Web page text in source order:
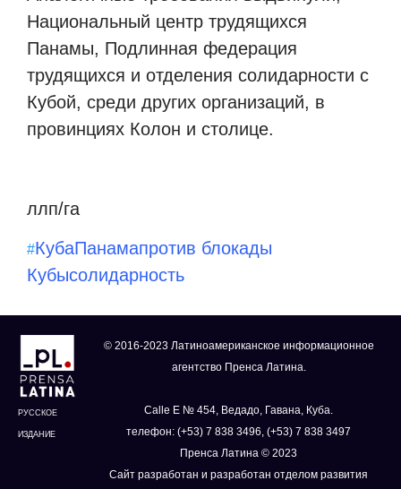
Национальный центр трудящихся
Панамы, Подлинная федерация
трудящихся и отделения солидарности с
Кубой, среди других организаций, в
провинциях Колон и столице.
ллп/га
#КубаПанамапротив блокады
Кубысолидарность
РУССКОЕ
ИЗДАНИЕ
© 2016-2023 Латиноамериканское информационное
агентство Пренса Латина.
Calle E № 454, Ведадо, Гавана, Куба.
телефон: (+53) 7 838 3496, (+53) 7 838 3497
Пренса Латина © 2023
Сайт разработан и разработан отделом развития